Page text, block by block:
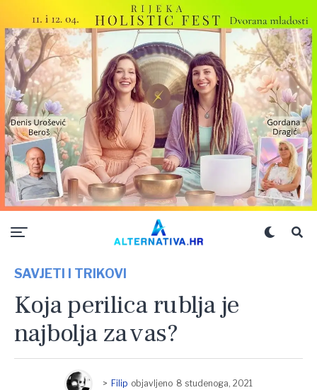
SAVJETI I TRIKOVI
Koja perilica rublja je
najbolja za vas?
> Filip objavljeno 8 studenoga, 2021